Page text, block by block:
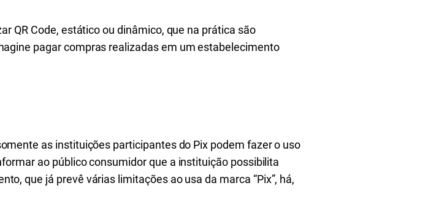
QR Code, estático ou dinâmico, que na prática são
pagar compras realizadas em um estabelecimento
as instituições participantes do Pix podem fazer o uso
ao público consumidor que a instituição possibilita
que já prevê várias limitações ao usa da marca “Pix”, há,